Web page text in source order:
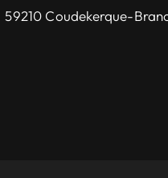
15 rue Gustave Fontaine